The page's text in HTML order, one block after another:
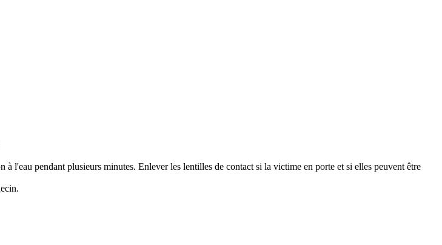
pendant plusieurs minutes. Enlever les lentilles de contact si la victime en porte et si elles peuvent être